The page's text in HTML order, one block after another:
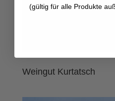
Weingut Kurtatsch
(gültig für alle Produkte